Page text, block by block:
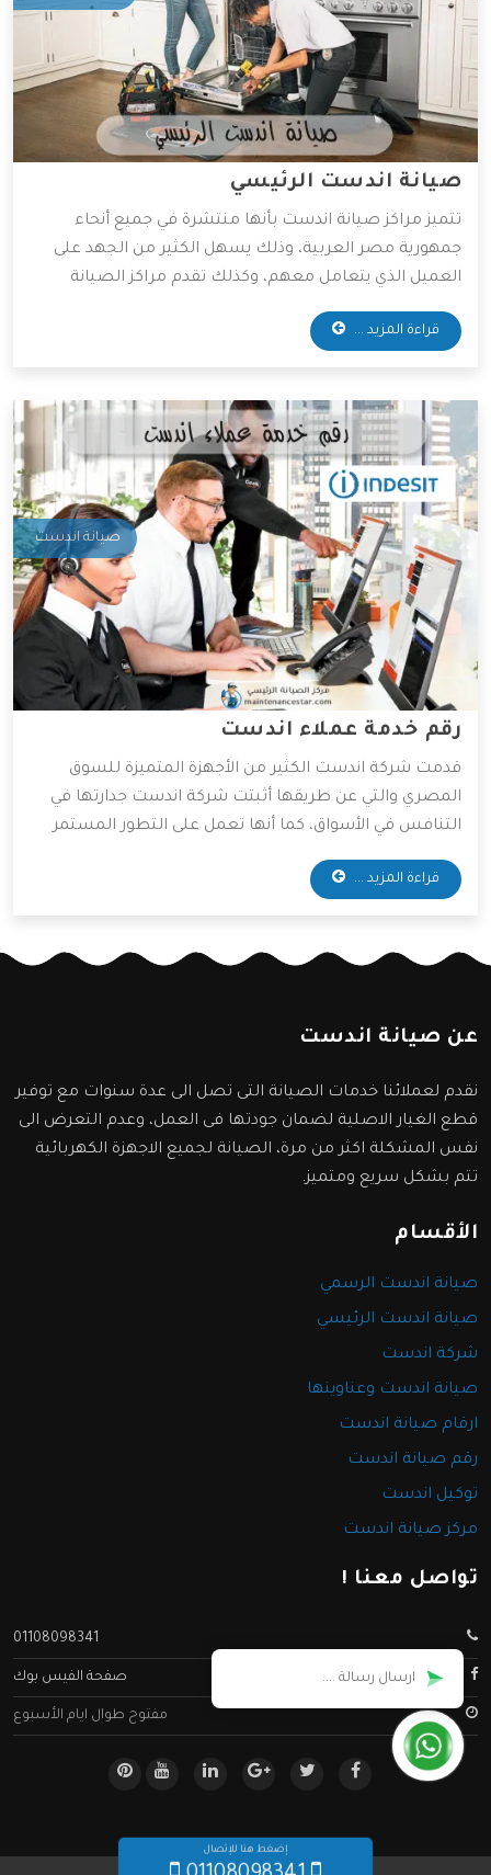
صيانة اندست الرئيسي
تتميز مراكز صيانة اندست بأنها منتشرة في جميع أنحاء
جمهورية مصر العربية، وذلك يسهل الكثير من الجهد على
العميل الذي يتعامل معهم، وكذلك تقدم مراكز الصيانة
قطع غيار أصلية وخدمات صيانة بأقل الأسعار الممكنة،
ولذلك يفضل التعامل معها الكثير من العملاء، وسوف
قراءة المزيد ...
صيانة اندست
رقم خدمة عملاء اندست
قدمت شركة اندست الكثير من الأجهزة المتميزة للسوق
المصري والتي عن طريقها أثبتت شركة اندست جدارتها في
التنافس في الأسواق، كما أنها تعمل على التطور المستمر
لأجهزتها المتوفرة، و ذلك للعمل على راحة العميل بأكبر كم
من التطور التكنولوجي، وقد وفرت الشركة خدمات مهمة
قراءة المزيد ...
عن صيانة اندست
نقدم لعملائنا خدمات الصيانة التى تصل الى عدة سنوات مع توفير
قطع الغيار الاصلية لضمان جودتها فى العمل، وعدم التعرض الى
نفس المشكلة اكثر من مرة، الصيانة لجميع الاجهزة الكهربائية
تتم بشكل سريع ومتميز.
الأقسام
صيانة اندست الرسمي
صيانة اندست الرئيسي
شركة اندست
صيانة اندست وعناوينها
ارقام صيانة اندست
رقم صيانة اندست
توكيل اندست
مركز صيانة اندست
تواصل معنا !
01108098341
صفحة الفيس بوك
مفتوح طوال ايام الأسبوع
إضغط هنا للإتصال